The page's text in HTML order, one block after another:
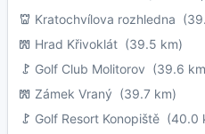
Kratochvílova rozhledna
Hrad Křivoklát (39.5 km)
Golf Club Molitorov (39.6
Zámek Vraný (39.7 km)
Golf Resort Konopiště (40.0